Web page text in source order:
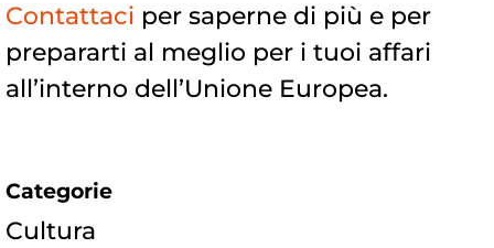
Contattaci per saperne di più e per
prepararti al meglio per i tuoi affari
all’interno dell’Unione Europea.
Categorie
Cultura